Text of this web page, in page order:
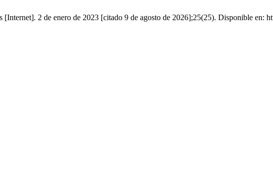
2 de enero de 2023 [citado 9 de agosto de 2026];25(25). Disponible en: